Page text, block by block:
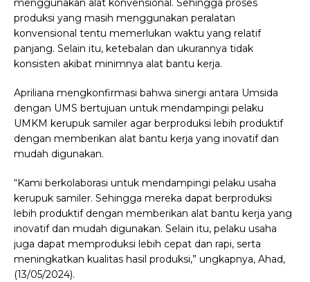
menggunakan alat konvensional. Sehingga proses
produksi yang masih menggunakan peralatan
konvensional tentu memerlukan waktu yang relatif
panjang. Selain itu, ketebalan dan ukurannya tidak
konsisten akibat minimnya alat bantu kerja.
Apriliana mengkonfirmasi bahwa sinergi antara Umsida
dengan UMS bertujuan untuk mendampingi pelaku
UMKM kerupuk samiler agar berproduksi lebih produktif
dengan memberikan alat bantu kerja yang inovatif dan
mudah digunakan.
“Kami berkolaborasi untuk mendampingi pelaku usaha
kerupuk samiler. Sehingga mereka dapat berproduksi
lebih produktif dengan memberikan alat bantu kerja yang
inovatif dan mudah digunakan. Selain itu, pelaku usaha
juga dapat memproduksi lebih cepat dan rapi, serta
meningkatkan kualitas hasil produksi,” ungkapnya, Ahad,
(13/05/2024).